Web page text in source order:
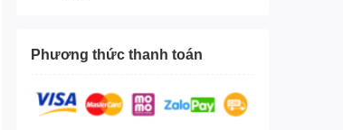
Phương thức thanh toán